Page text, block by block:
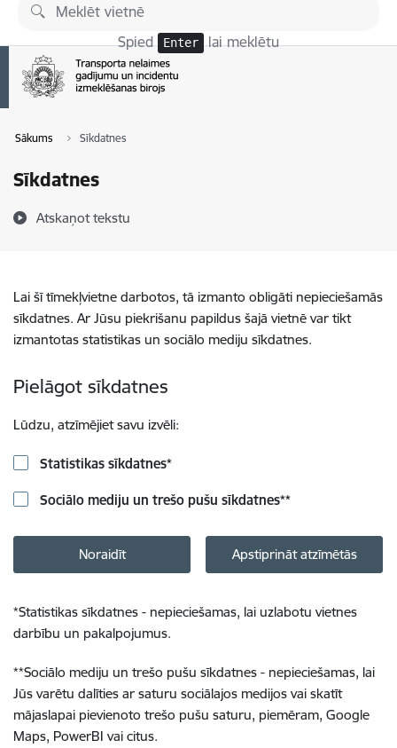
Pāriet uz lapas saturu
Spied Enter lai meklētu
Sākums Sīkdatnes
Sīkdatnes
Atskaņot tekstu
Lai šī tīmekļvietne darbotos, tā izmanto obligāti nepieciešamās
sīkdatnes. Ar Jūsu piekrišanu papildus šajā vietnē var tikt
izmantotas statistikas un sociālo mediju sīkdatnes.
Pielāgot sīkdatnes
Lūdzu, atzīmējiet savu izvēli:
Statistikas sīkdatnes*
Sociālo mediju un trešo pušu sīkdatnes**
Noraidīt Apstiprināt atzīmētās
*Statistikas sīkdatnes - nepieciešamas, lai uzlabotu vietnes
darbību un pakalpojumus.
**Sociālo mediju un trešo pušu sīkdatnes - nepieciešamas, lai
Jūs varētu dalīties ar saturu sociālajos medijos vai skatīt
mājaslapai pievienoto trešo pušu saturu, piemēram, Google
Maps, PowerBI vai citus.